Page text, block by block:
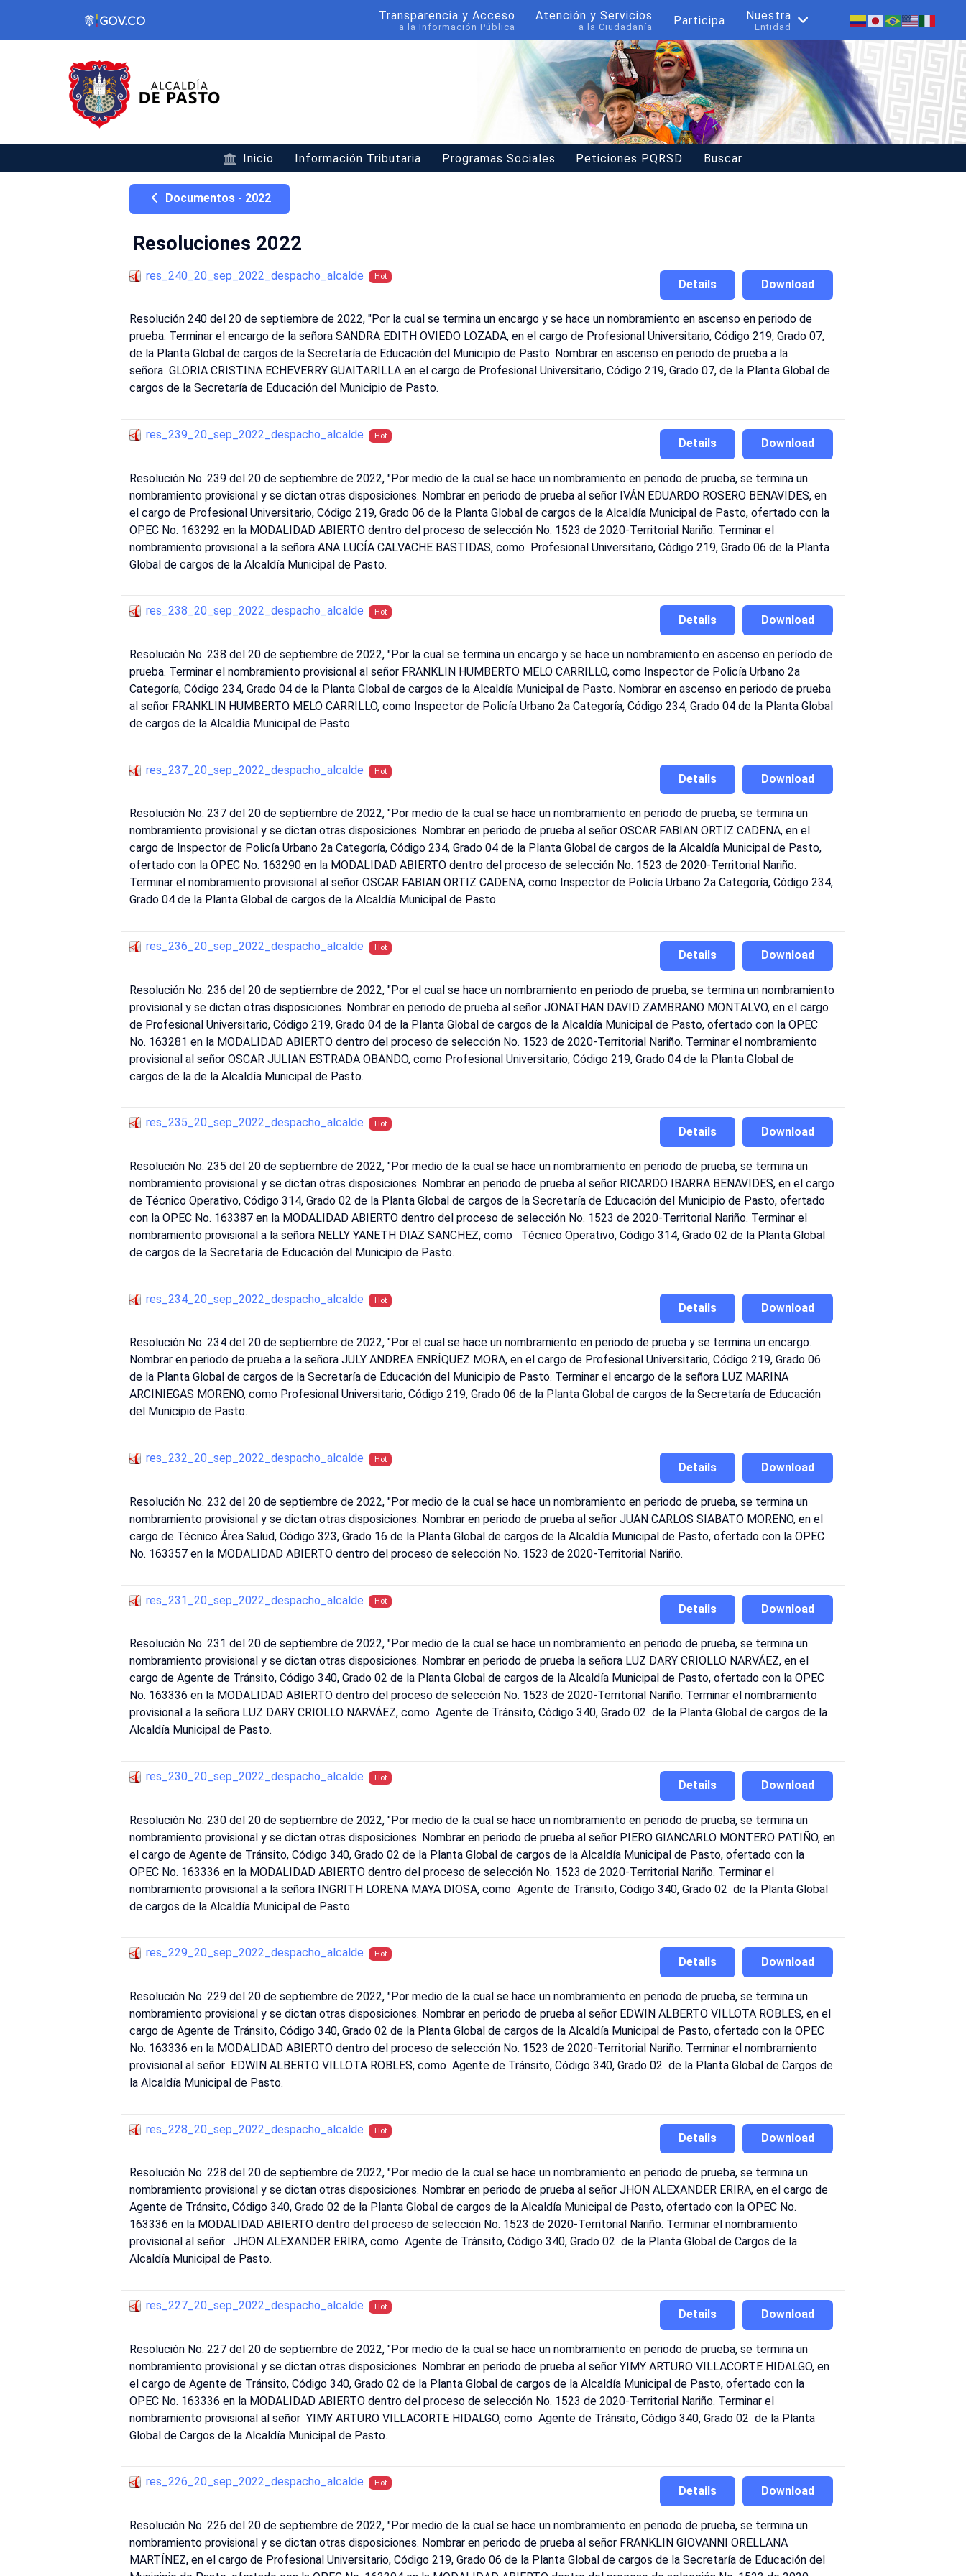
Transparencia y Acceso
a la Información Pública
Atención y Servicios
a la Ciudadanía Participa Nuestra
Entidad
Inicio Información Tributaria Programas Sociales Peticiones PQRSD Buscar
Documentos - 2022
Resoluciones 2022
res_240_20_sep_2022_despacho_alcalde Hot
Download
Details
Resolución 240 del 20 de septiembre de 2022, "Por la cual se termina un encargo y se hace un nombramiento en ascenso en periodo de
prueba. Terminar el encargo de la señora SANDRA EDITH OVIEDO LOZADA, en el cargo de Profesional Universitario, Código 219, Grado 07,
de la Planta Global de cargos de la Secretaría de Educación del Municipio de Pasto. Nombrar en ascenso en periodo de prueba a la
señora GLORIA CRISTINA ECHEVERRY GUAITARILLA en el cargo de Profesional Universitario, Código 219, Grado 07, de la Planta Global de
cargos de la Secretaría de Educación del Municipio de Pasto.
res_239_20_sep_2022_despacho_alcalde Hot
Download
Details
Resolución No. 239 del 20 de septiembre de 2022, "Por medio de la cual se hace un nombramiento en periodo de prueba, se termina un
nombramiento provisional y se dictan otras disposiciones. Nombrar en periodo de prueba al señor IVÁN EDUARDO ROSERO BENAVIDES, en
el cargo de Profesional Universitario, Código 219, Grado 06 de la Planta Global de cargos de la Alcaldía Municipal de Pasto, ofertado con la
OPEC No. 163292 en la MODALIDAD ABIERTO dentro del proceso de selección No. 1523 de 2020-Territorial Nariño. Terminar el
nombramiento provisional a la señora ANA LUCÍA CALVACHE BASTIDAS, como Profesional Universitario, Código 219, Grado 06 de la Planta
Global de cargos de la Alcaldía Municipal de Pasto.
res_238_20_sep_2022_despacho_alcalde Hot
Download
Details
Resolución No. 238 del 20 de septiembre de 2022, "Por la cual se termina un encargo y se hace un nombramiento en ascenso en período de
prueba. Terminar el nombramiento provisional al señor FRANKLIN HUMBERTO MELO CARRILLO, como Inspector de Policía Urbano 2a
Categoría, Código 234, Grado 04 de la Planta Global de cargos de la Alcaldía Municipal de Pasto. Nombrar en ascenso en periodo de prueba
al señor FRANKLIN HUMBERTO MELO CARRILLO, como Inspector de Policía Urbano 2a Categoría, Código 234, Grado 04 de la Planta Global
de cargos de la Alcaldía Municipal de Pasto.
res_237_20_sep_2022_despacho_alcalde Hot
Download
Details
Resolución No. 237 del 20 de septiembre de 2022, "Por medio de la cual se hace un nombramiento en periodo de prueba, se termina un
nombramiento provisional y se dictan otras disposiciones. Nombrar en periodo de prueba al señor OSCAR FABIAN ORTIZ CADENA, en el
cargo de Inspector de Policía Urbano 2a Categoría, Código 234, Grado 04 de la Planta Global de cargos de la Alcaldía Municipal de Pasto,
ofertado con la OPEC No. 163290 en la MODALIDAD ABIERTO dentro del proceso de selección No. 1523 de 2020-Territorial Nariño.
Terminar el nombramiento provisional al señor OSCAR FABIAN ORTIZ CADENA, como Inspector de Policía Urbano 2a Categoría, Código 234,
Grado 04 de la Planta Global de cargos de la Alcaldía Municipal de Pasto.
res_236_20_sep_2022_despacho_alcalde Hot
Download
Details
Resolución No. 236 del 20 de septiembre de 2022, "Por el cual se hace un nombramiento en periodo de prueba, se termina un nombramiento
provisional y se dictan otras disposiciones. Nombrar en periodo de prueba al señor JONATHAN DAVID ZAMBRANO MONTALVO, en el cargo
de Profesional Universitario, Código 219, Grado 04 de la Planta Global de cargos de la Alcaldía Municipal de Pasto, ofertado con la OPEC
No. 163281 en la MODALIDAD ABIERTO dentro del proceso de selección No. 1523 de 2020-Territorial Nariño. Terminar el nombramiento
provisional al señor OSCAR JULIAN ESTRADA OBANDO, como Profesional Universitario, Código 219, Grado 04 de la Planta Global de
cargos de la de la Alcaldía Municipal de Pasto.
res_235_20_sep_2022_despacho_alcalde Hot
Download
Details
Resolución No. 235 del 20 de septiembre de 2022, "Por medio de la cual se hace un nombramiento en periodo de prueba, se termina un
nombramiento provisional y se dictan otras disposiciones. Nombrar en periodo de prueba al señor RICARDO IBARRA BENAVIDES, en el cargo
de Técnico Operativo, Código 314, Grado 02 de la Planta Global de cargos de la Secretaría de Educación del Municipio de Pasto, ofertado
con la OPEC No. 163387 en la MODALIDAD ABIERTO dentro del proceso de selección No. 1523 de 2020-Territorial Nariño. Terminar el
nombramiento provisional a la señora NELLY YANETH DIAZ SANCHEZ, como Técnico Operativo, Código 314, Grado 02 de la Planta Global
de cargos de la Secretaría de Educación del Municipio de Pasto.
res_234_20_sep_2022_despacho_alcalde Hot
Download
Details
Resolución No. 234 del 20 de septiembre de 2022, "Por el cual se hace un nombramiento en periodo de prueba y se termina un encargo.
Nombrar en periodo de prueba a la señora JULY ANDREA ENRÍQUEZ MORA, en el cargo de Profesional Universitario, Código 219, Grado 06
de la Planta Global de cargos de la Secretaría de Educación del Municipio de Pasto. Terminar el encargo de la señora LUZ MARINA
ARCINIEGAS MORENO, como Profesional Universitario, Código 219, Grado 06 de la Planta Global de cargos de la Secretaría de Educación
del Municipio de Pasto.
res_232_20_sep_2022_despacho_alcalde Hot
Download
Details
Resolución No. 232 del 20 de septiembre de 2022, "Por medio de la cual se hace un nombramiento en periodo de prueba, se termina un
nombramiento provisional y se dictan otras disposiciones. Nombrar en periodo de prueba al señor JUAN CARLOS SIABATO MORENO, en el
cargo de Técnico Área Salud, Código 323, Grado 16 de la Planta Global de cargos de la Alcaldía Municipal de Pasto, ofertado con la OPEC
No. 163357 en la MODALIDAD ABIERTO dentro del proceso de selección No. 1523 de 2020-Territorial Nariño.
res_231_20_sep_2022_despacho_alcalde Hot
Download
Details
Resolución No. 231 del 20 de septiembre de 2022, "Por medio de la cual se hace un nombramiento en periodo de prueba, se termina un
nombramiento provisional y se dictan otras disposiciones. Nombrar en periodo de prueba la señora LUZ DARY CRIOLLO NARVÁEZ, en el
cargo de Agente de Tránsito, Código 340, Grado 02 de la Planta Global de cargos de la Alcaldía Municipal de Pasto, ofertado con la OPEC
No. 163336 en la MODALIDAD ABIERTO dentro del proceso de selección No. 1523 de 2020-Territorial Nariño. Terminar el nombramiento
provisional a la señora LUZ DARY CRIOLLO NARVÁEZ, como Agente de Tránsito, Código 340, Grado 02 de la Planta Global de cargos de la
Alcaldía Municipal de Pasto.
res_230_20_sep_2022_despacho_alcalde Hot
Download
Details
Resolución No. 230 del 20 de septiembre de 2022, "Por medio de la cual se hace un nombramiento en periodo de prueba, se termina un
nombramiento provisional y se dictan otras disposiciones. Nombrar en periodo de prueba al señor PIERO GIANCARLO MONTERO PATIÑO, en
el cargo de Agente de Tránsito, Código 340, Grado 02 de la Planta Global de cargos de la Alcaldía Municipal de Pasto, ofertado con la
OPEC No. 163336 en la MODALIDAD ABIERTO dentro del proceso de selección No. 1523 de 2020-Territorial Nariño. Terminar el
nombramiento provisional a la señora INGRITH LORENA MAYA DIOSA, como Agente de Tránsito, Código 340, Grado 02 de la Planta Global
de cargos de la Alcaldía Municipal de Pasto.
res_229_20_sep_2022_despacho_alcalde Hot
Download
Details
Resolución No. 229 del 20 de septiembre de 2022, "Por medio de la cual se hace un nombramiento en periodo de prueba, se termina un
nombramiento provisional y se dictan otras disposiciones. Nombrar en periodo de prueba al señor EDWIN ALBERTO VILLOTA ROBLES, en el
cargo de Agente de Tránsito, Código 340, Grado 02 de la Planta Global de cargos de la Alcaldía Municipal de Pasto, ofertado con la OPEC
No. 163336 en la MODALIDAD ABIERTO dentro del proceso de selección No. 1523 de 2020-Territorial Nariño. Terminar el nombramiento
provisional al señor EDWIN ALBERTO VILLOTA ROBLES, como Agente de Tránsito, Código 340, Grado 02 de la Planta Global de Cargos de
la Alcaldía Municipal de Pasto.
res_228_20_sep_2022_despacho_alcalde Hot
Download
Details
Resolución No. 228 del 20 de septiembre de 2022, "Por medio de la cual se hace un nombramiento en periodo de prueba, se termina un
nombramiento provisional y se dictan otras disposiciones. Nombrar en periodo de prueba al señor JHON ALEXANDER ERIRA, en el cargo de
Agente de Tránsito, Código 340, Grado 02 de la Planta Global de cargos de la Alcaldía Municipal de Pasto, ofertado con la OPEC No.
163336 en la MODALIDAD ABIERTO dentro del proceso de selección No. 1523 de 2020-Territorial Nariño. Terminar el nombramiento
provisional al señor JHON ALEXANDER ERIRA, como Agente de Tránsito, Código 340, Grado 02 de la Planta Global de Cargos de la
Alcaldía Municipal de Pasto.
res_227_20_sep_2022_despacho_alcalde Hot
Download
Details
Resolución No. 227 del 20 de septiembre de 2022, "Por medio de la cual se hace un nombramiento en periodo de prueba, se termina un
nombramiento provisional y se dictan otras disposiciones. Nombrar en periodo de prueba al señor YIMY ARTURO VILLACORTE HIDALGO, en
el cargo de Agente de Tránsito, Código 340, Grado 02 de la Planta Global de cargos de la Alcaldía Municipal de Pasto, ofertado con la
OPEC No. 163336 en la MODALIDAD ABIERTO dentro del proceso de selección No. 1523 de 2020-Territorial Nariño. Terminar el
nombramiento provisional al señor YIMY ARTURO VILLACORTE HIDALGO, como Agente de Tránsito, Código 340, Grado 02 de la Planta
Global de Cargos de la Alcaldía Municipal de Pasto.
res_226_20_sep_2022_despacho_alcalde Hot
Download
Details
Resolución No. 226 del 20 de septiembre de 2022, "Por medio de la cual se hace un nombramiento en periodo de prueba, se termina un
nombramiento provisional y se dictan otras disposiciones. Nombrar en periodo de prueba al señor FRANKLIN GIOVANNI ORELLANA
MARTÍNEZ, en el cargo de Profesional Universitario, Código 219, Grado 06 de la Planta Global de cargos de la Secretaría de Educación del